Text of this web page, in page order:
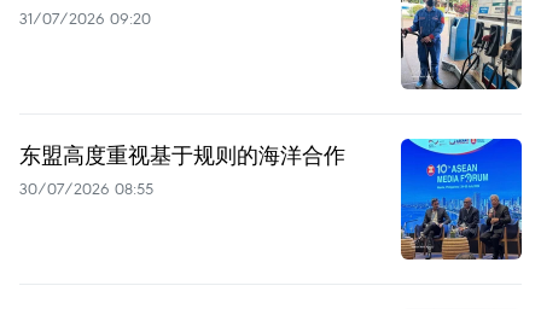
31/07/2026 09:20
东盟高度重视基于规则的海洋合作
30/07/2026 08:55